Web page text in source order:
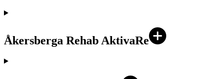
Åkersberga Rehab AktivaRe